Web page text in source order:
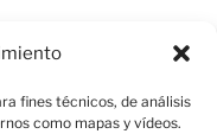
fines técnicos, de análisis
como mapas y vídeos.